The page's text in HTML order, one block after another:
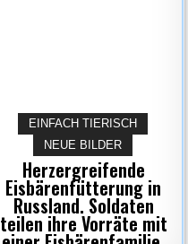
EINFACH TIERISCH
NEUE BILDER
Herzergreifende
Eisbärenfütterung in
Russland. Soldaten
teilen ihre Vorräte mit